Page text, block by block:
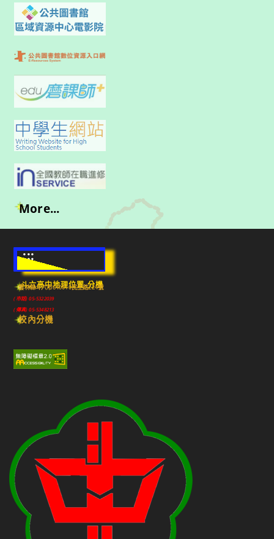
More...
:::
斗六高中地理位置-分機
雲林縣斗六市640010民生路224號
(市話) 05-5322039
(傳真) 05-5348213
校內分機